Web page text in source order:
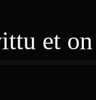
et on